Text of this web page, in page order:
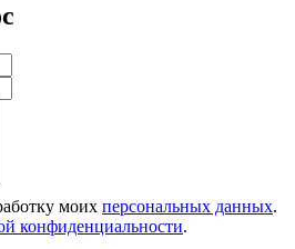
моих персональных данных.
конфиденциальности.